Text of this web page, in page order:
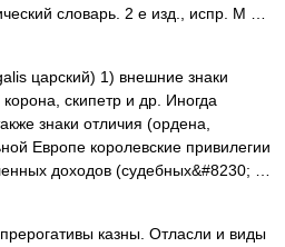
словарь. 2 е изд., испр. М …
царский) 1) внешние знаки
скипетр и др. Иногда
знаки отличия (ордена,
Европе королевские привилегии
доходов (судебных&#8230; …
казны. Отласли и виды